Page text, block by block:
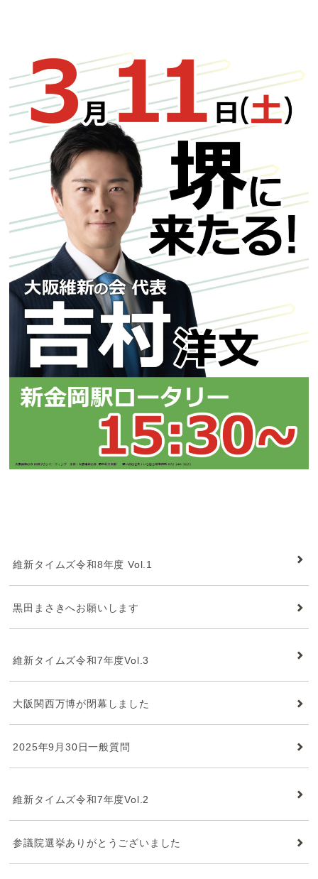
維新タイムズ令和8年度 Vol.1
黒田まさきへお願いします
維新タイムズ令和7年度Vol.3
大阪関西万博が閉幕しました
2025年9月30日一般質問
維新タイムズ令和7年度Vol.2
参議院選挙ありがとうございました